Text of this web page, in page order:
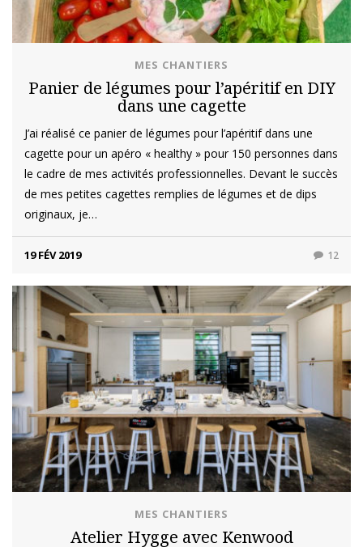
MES CHANTIERS
Panier de légumes pour l’apéritif en DIY
dans une cagette
J’ai réalisé ce panier de légumes pour l’apéritif dans une
cagette pour un apéro « healthy » pour 150 personnes dans
le cadre de mes activités professionnelles. Devant le succès
de mes petites cagettes remplies de légumes et de dips
originaux, je…
19 FÉV 2019 12
MES CHANTIERS
Atelier Hygge avec Kenwood